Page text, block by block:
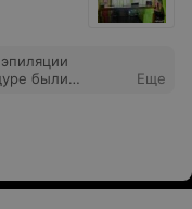
были
три процедуры
Еще